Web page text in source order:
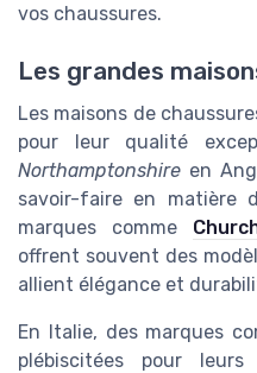
vos chaussures.
Les grandes
Les maisons de
pour leur qualité
Northamptonshire en
savoir-faire en matière
marques comme
offrent souvent des
allient élégance et
En Italie, des marques
plébiscitées pour leurs